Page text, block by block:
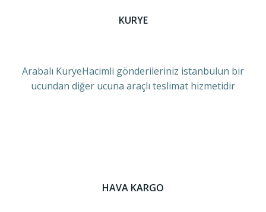
KURYE
Arabalı KuryeHacimli gönderileriniz istanbulun bir
ucundan diğer ucuna araçlı teslimat hizmetidir
HAVA KARGO